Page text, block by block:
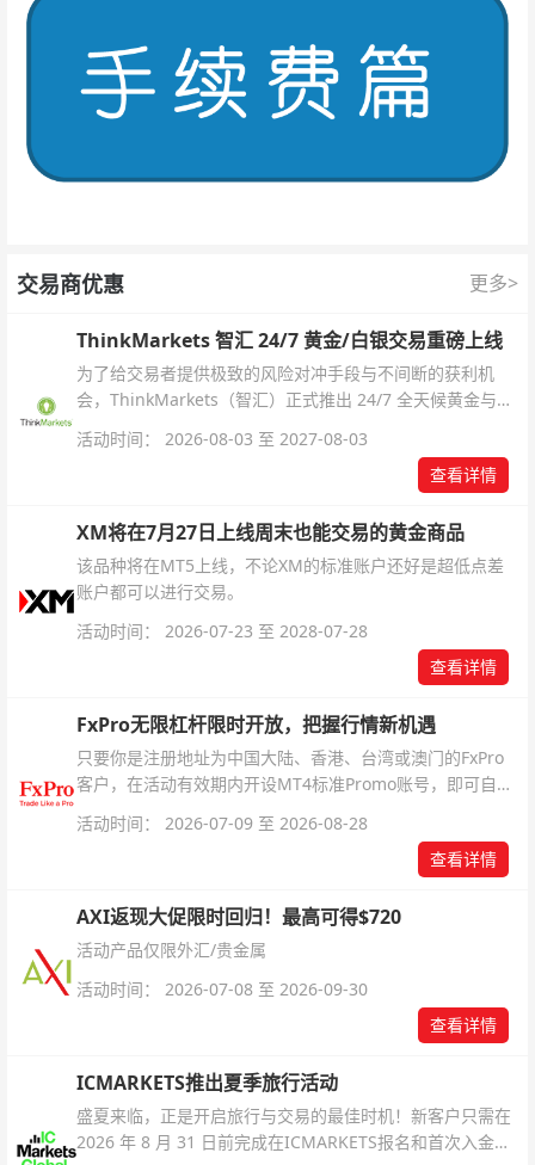
交易商优惠 更多>
ThinkMarkets 智汇 24/7 黄金/白银交易重磅上线
为了给交易者提供极致的风险对冲手段与不间断的获利机
会，ThinkMarkets（智汇）正式推出 24/7 全天候黄金与白
银交易！本文将为您详细拆解本次升级的核心交易品种、杠
杆配置、支持软件及交易细则。
活动时间： 2026-08-03 至 2027-08-03
查看详情
XM将在7月27日上线周末也能交易的黄金商品
该品种将在MT5上线，不论XM的标准账户还好是超低点差
账户都可以进行交易。
活动时间： 2026-07-23 至 2028-07-28
查看详情
FxPro无限杠杆限时开放，把握行情新机遇
只要你是注册地址为中国大陆、香港、台湾或澳门的FxPro
客户，在活动有效期内开设MT4标准Promo账号，即可自动
解锁无限倍杠杆福利，无需额外复杂操作。
活动时间： 2026-07-09 至 2026-08-28
查看详情
AXI返现大促限时回归！最高可得$720
活动产品仅限外汇/贵金属
活动时间： 2026-07-08 至 2026-09-30
查看详情
ICMARKETS推出夏季旅行活动
盛夏来临，正是开启旅行与交易的最佳时机！新客户只需在
2026 年 8 月 31 日前完成在ICMARKETS报名和首次入金即